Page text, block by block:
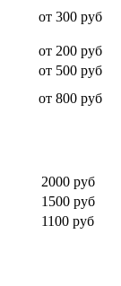
от 300 руб
от 200 руб
от 500 руб
от 800 руб
2000 руб
1500 руб
1100 руб